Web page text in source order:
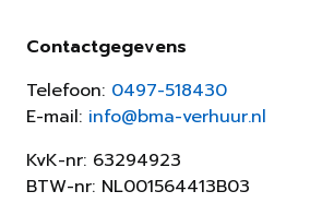
Contactgegevens
Telefoon: 0497-518430
E-mail: info@bma-verhuur.nl
KvK-nr: 63294923
BTW-nr: NL001564413B03